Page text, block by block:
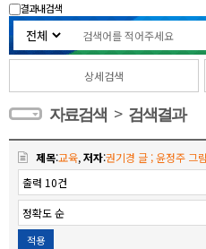
결과내 검색
상세검색
자료검색 > 검색결과
제목:교육,저자:권기경 글 ; 윤정주 그림
적용